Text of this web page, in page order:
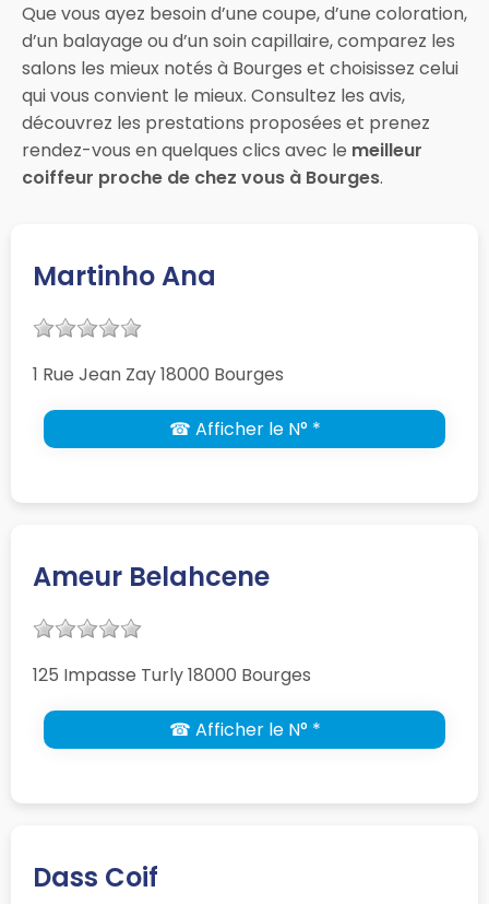
Que vous ayez besoin d’une coupe, d’une coloration,
d’un balayage ou d’un soin capillaire, comparez les
salons les mieux notés à Bourges et choisissez celui
qui vous convient le mieux. Consultez les avis,
découvrez les prestations proposées et prenez
rendez-vous en quelques clics avec le meilleur
coiffeur proche de chez vous à Bourges.
Martinho Ana
1 Rue Jean Zay 18000 Bourges
☎ Afficher le N° *
Ameur Belahcene
125 Impasse Turly 18000 Bourges
☎ Afficher le N° *
Dass Coif